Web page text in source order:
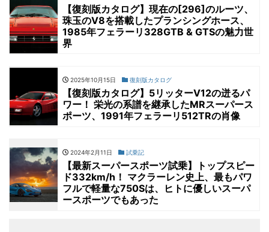
【復刻版カタログ】現在の[296]のルーツ、
珠玉のV8を搭載したプランシングホース、
1985年フェラーリ328GTB & GTSの魅力世
界
2025年10月15日 復刻版カタログ
【復刻版カタログ】5リッターV12の迸るパ
ワー！ 栄光の系譜を継承したMRスーパース
ポーツ、1991年フェラーリ512TRの肖像
2024年2月11日 試乗記
【最新スーパースポーツ試乗】トップスピー
ド332km/h！ マクラーレン史上、最もパワ
フルで軽量な750Sは、ヒトに優しいスーパ
ースポーツでもあった